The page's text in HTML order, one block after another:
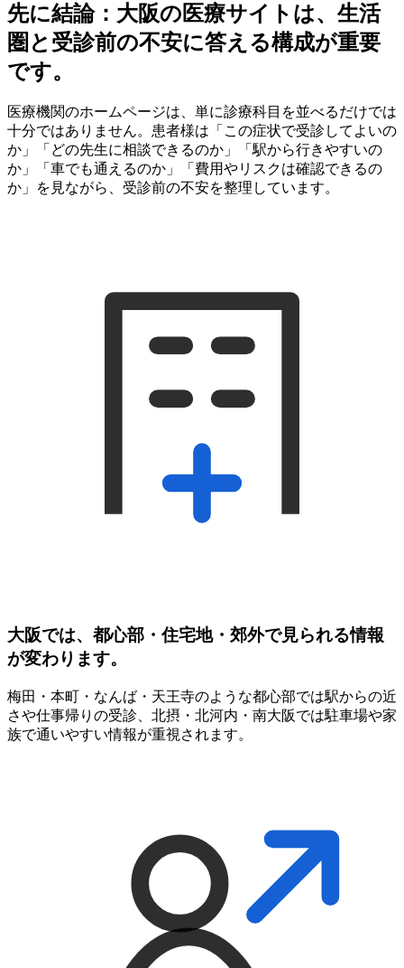
先に結論：大阪の医療サイトは、生活
圏と受診前の不安に答える構成が重要
です。
医療機関のホームページは、単に診療科目を並べるだけでは
十分ではありません。患者様は「この症状で受診してよいの
か」「どの先生に相談できるのか」「駅から行きやすいの
か」「車でも通えるのか」「費用やリスクは確認できるの
か」を見ながら、受診前の不安を整理しています。
大阪では、都心部・住宅地・郊外で見られる情報
が変わります。
梅田・本町・なんば・天王寺のような都心部では駅からの近
さや仕事帰りの受診、北摂・北河内・南大阪では駐車場や家
族で通いやすい情報が重視されます。